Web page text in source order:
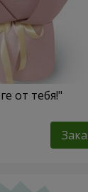
от тебя!"